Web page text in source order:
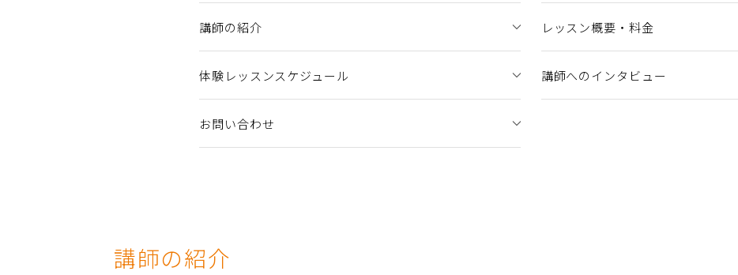
講師の紹介 レッスン概要・料金
体験レッスンスケジュール 講師へのインタビュー
お問い合わせ
講師の紹介